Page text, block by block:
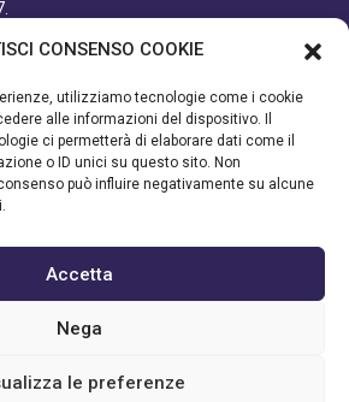
CONSENSO COOKIE
utilizziamo tecnologie come i cookie
alle informazioni del dispositivo. Il
ci permetterà di elaborare dati come il
o ID unici su questo sito. Non
può influire negativamente su alcune
Accetta
Nega
le preferenze
dell’informazione: GAL Patavino
regionale: Regione del Veneto –
Bonifica e Irrigazione.
Programma di Sviluppo Rurale per il
dell’informazione: GAL Patavino.
SCARL - Cap. Soc. 22.000,00€ - R.E.A.
03748880287 - All Right Reserved